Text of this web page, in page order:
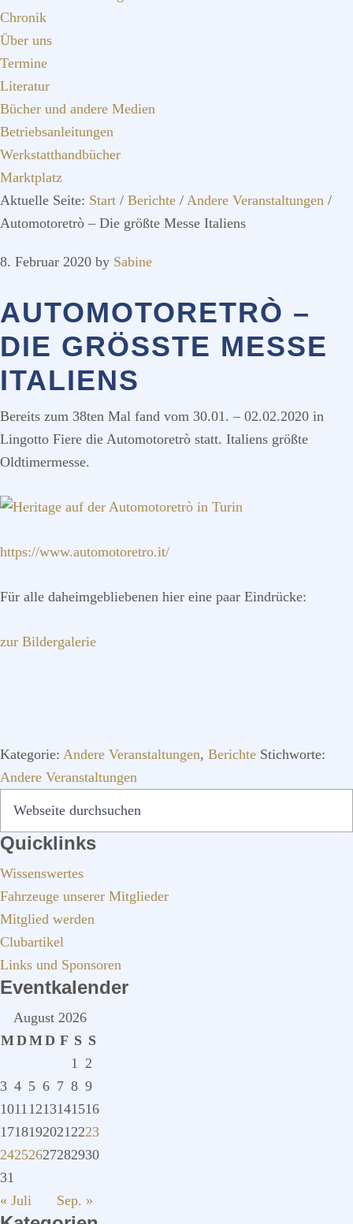
Chronik
Über uns
Termine
Literatur
Bücher und andere Medien
Betriebsanleitungen
Werkstatthandbücher
Marktplatz
Aktuelle Seite: Start / Berichte / Andere Veranstaltungen /
Automotoretrò – Die größte Messe Italiens
8. Februar 2020 by Sabine
AUTOMOTORETRÒ –
DIE GRÖSSTE MESSE I
TALIENS
Bereits zum 38ten Mal fand vom 30.01. – 02.02.2020 in
Lingotto Fiere die Automotoretrò statt. Italiens größte
Oldtimermesse.
https://www.automotoretro.it/
Für alle daheimgebliebenen hier eine paar Eindrücke:
zur Bildergalerie
Kategorie: Andere Veranstaltungen, Berichte Stichworte:
Andere Veranstaltungen
SEITENSPALTE
Quicklinks
Wissenswertes
Fahrzeuge unserer Mitglieder
Mitglied werden
Clubartikel
Links und Sponsoren
Eventkalender
August 2026
MD MD F S S
1 2
3 4 5 6 7 8 9
10111213141516
17181920212223
24252627282930
31
« Juli
Sep. »